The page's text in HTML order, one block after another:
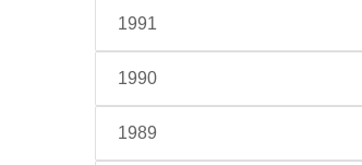
1991
1990
1989